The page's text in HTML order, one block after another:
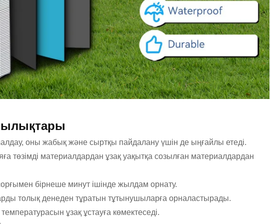
оны жабық және сыртқы пайдалану үшін де ыңғайлы етеді.
төзімді материалдардан ұзақ уақытқа созылған материалдардан
бірнеше минут ішінде жылдам орнату.
толық денеден тұратын тұтынушыларға орналастырады.
ұзақ ұстауға көмектеседі.